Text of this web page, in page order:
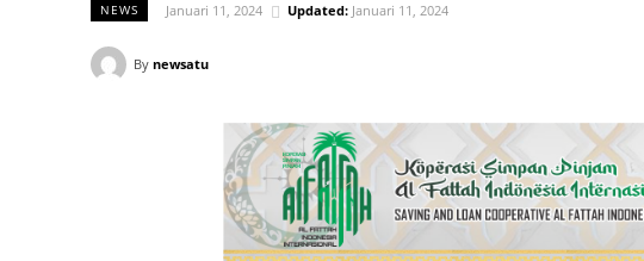
NEWS Januari 11, 2024 Updated: Januari 11, 2024
By newsatu